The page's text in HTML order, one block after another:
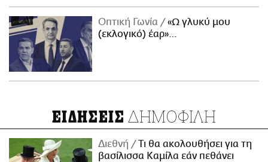
Οπτική Γωνία
«Ω γλυκύ μου
(εκλογικό) έαρ»…
ΕΙΔΗΣΕΙΣ ΔΗΜΟΦΙΛΗ
Διεθνή
Τι θα ακολουθήσει για τη
βασίλισσα Καμίλα εάν πεθάνει